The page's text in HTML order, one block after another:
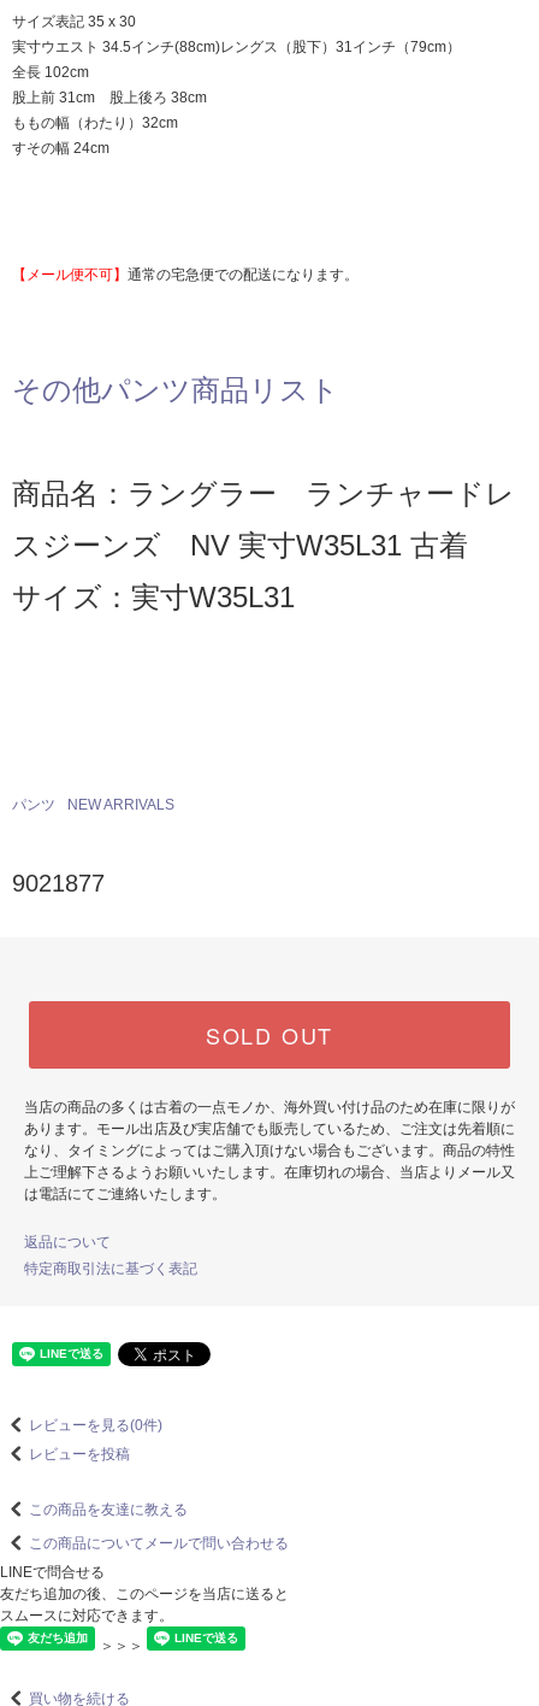
サイズ表記 35 x 30
実寸ウエスト 34.5インチ(88cm)レングス（股下）31インチ（79cm）
全長 102cm
股上前 31cm 股上後ろ 38cm
ももの幅（わたり）32cm
すその幅 24cm
【メール便不可】 通常の宅急便での配送になります。
その他パンツ商品リスト
商品名：ラングラー ランチャードレ
スジーンズ NV 実寸W35L31 古着
サイズ：実寸W35L31
パンツ NEW ARRIVALS
9021877
SOLD OUT
当店の商品の多くは古着の一点モノか、海外買い付け品のため在庫に限りが
あります。モール出店及び実店舗でも販売しているため、ご注文は先着順に
なり、タイミングによってはご購入頂けない場合もございます。商品の特性
上ご理解下さるようお願いいたします。在庫切れの場合、当店よりメール又
は電話にてご連絡いたします。
返品について
特定商取引法に基づく表記
レビューを見る(0件)
レビューを投稿
この商品を友達に教える
この商品についてメールで問い合わせる
LINEで問合せる
友だち追加の後、このページを当店に送ると
スムースに対応できます。
＞＞＞
買い物を続ける